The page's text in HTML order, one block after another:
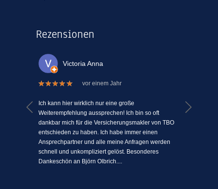
Rezensionen
Victoria Anna
vor einem Jahr
Ich kann hier wirklich nur eine große
Weiterempfehlung aussprechen! Ich bin so oft
dankbar mich für die Versicherungsmakler von TBO
entschieden zu haben. Ich habe immer einen
Ansprechpartner und alle meine Anfragen werden
schnell und unkompliziert gelöst. Besonderes
Dankeschön an Björn Olbrich....